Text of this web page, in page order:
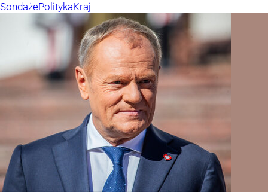
SondażePolitykaKraj